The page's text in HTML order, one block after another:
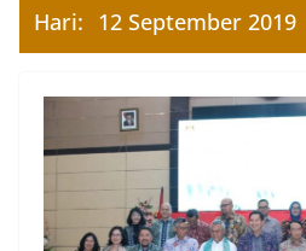
Hari: 12 September 2019